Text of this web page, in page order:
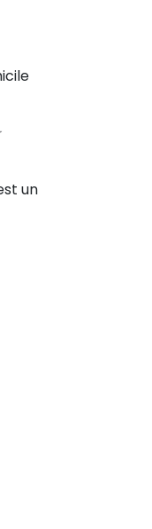
un